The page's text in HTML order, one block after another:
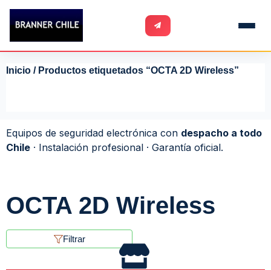
Inicio / Productos etiquetados “OCTA 2D Wireless”
Equipos de seguridad electrónica con despacho a todo
Chile · Instalación profesional · Garantía oficial.
OCTA 2D Wireless
Filtrar